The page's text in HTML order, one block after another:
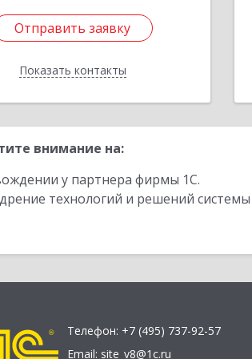
Отправить заявку
Показать контакты
Отправить заявку
Назад
внимание на:
у партнера фирмы 1С.
технологий и решений
Телефон: +7 (495) 737-92-57
Email: site_v8@1c.ru